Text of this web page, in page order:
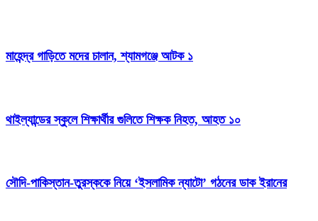
মাহেন্দ্র গাড়িতে মদের চালান, শ্যামগঞ্জে আটক ১
থাইল্যান্ডের স্কুলে শিক্ষার্থীর গুলিতে শিক্ষক নিহত, আহত ১০
সৌদি-পাকিস্তান-তুরস্ককে নিয়ে ‘ইসলামিক ন্যাটো’ গঠনের ডাক ইরানের